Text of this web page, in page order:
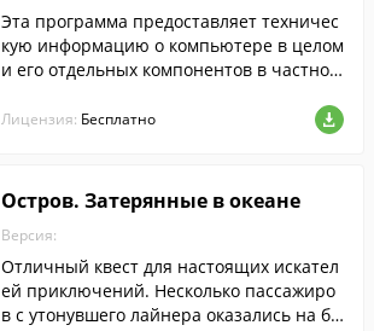
Эта программа предоставляет техничес
кую информацию о компьютере в целом
и его отдельных компонентов в частнос
Лицензия: Бесплатно
Остров. Затерянные в океане
Версия:
Отличный квест для настоящих искател
ей приключений. Несколько пассажиро
в с утонувшего лайнера оказались на бе